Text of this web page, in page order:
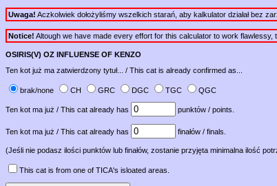
Uwaga! Aczkolwiek dołożyliśmy wszelkich starań, aby kalkulator działał bez
Notice! Altough we have made every effort for this calculator to work
OSIRIS(V) OZ INFLUENSE OF KENZO
Ten kot już ma zatwierdzony tytuł... / This cat is already confirmed as...
brak/none CH GRC DGC TGC QGC
Ten kot ma już / This cat already has punktów / points.
Ten kot ma już / This cat already has finałów / finals.
(Jeśli nie podasz ilości punktów lub finałów, zostanie przyjęta minimalna ilość
This cat is from one of TICA's isloated areas.